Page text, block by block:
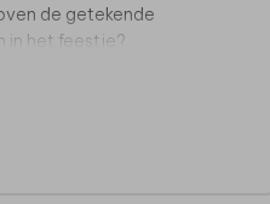
de getekende
in het feestje?